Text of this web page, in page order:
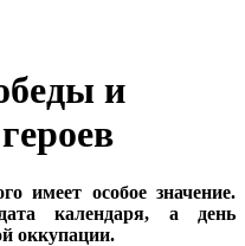
и
имеет особое значение.
календаря, а день
оккупации.